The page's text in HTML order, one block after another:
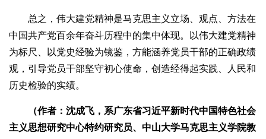
总之，伟大建党精神是马克思主义立场、观点、方法在
中国共产党百余年奋斗历程中的集中体现。以伟大建党精神
为标尺、以党史经验为镜鉴，方能涵养党员干部的正确政绩
观，引导党员干部坚守初心使命，创造经得起实践、人民和
历史检验的实绩。
（作者：沈成飞，系广东省习近平新时代中国特色社会
主义思想研究中心特约研究员、中山大学马克思主义学院教